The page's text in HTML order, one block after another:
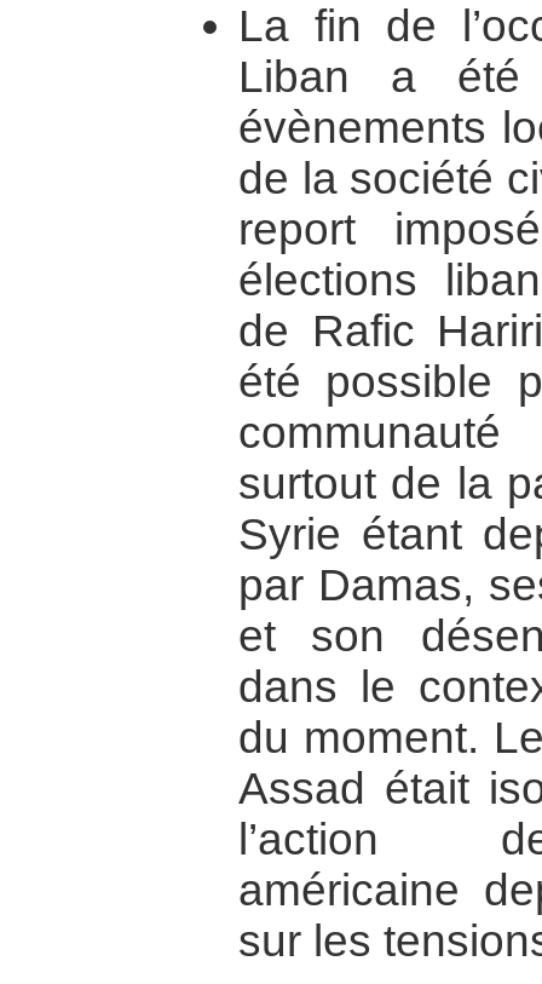
La fin de
Liban a été
évènements
de la société
report
élections
de Rafic
été possible
surtout de la
Syrie étant
par Damas,
et son
dans le
du moment.
Assad était
l’action
américaine
sur les